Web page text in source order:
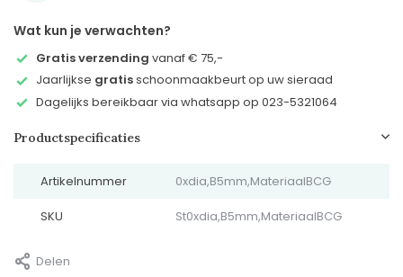
Wat kun je verwachten?
Gratis verzending vanaf € 75,-
Jaarlijkse gratisschoonmaakbeurt op uw sieraad
Dagelijks bereikbaar via whatsapp op 023-5321064
Productspecificaties
Artikelnummer 0xdia,B5mm,MateriaalBCG
SKU St0xdia,B5mm,MateriaalBCG
Delen